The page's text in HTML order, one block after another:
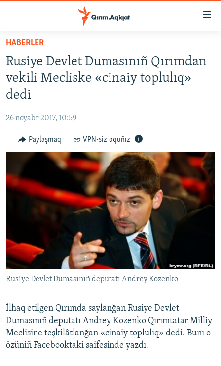
Esas
qaytmaq
Baş
navigatsiyağa
qaytmaq
Qıdıruvğa
qaytmaq
SİYASET
İQTİSADİYAT
MEDENİYET
İNSAN AQLARI
VİDEO
SÜRET
BLOGLAR
Русский
Українською
QOŞULIÑIZ!
RFE/RS bütün saytları
HABERLER
Rusiye Devlet Dumasınıñ Qırımdan
vekili Mecliske «cinaiy toplulıq»
dedi
26 noyabr 2017, 10:59
Paylaşmaq VPN-siz oquñız
Rusiye Devlet Dumasınıñ deputatı Andrey Kozenko
İlhaq etilgen Qırımda saylanğan Rusiye Devlet
Dumasınıñ deputatı Andrey Kozenko Qırımtatar Milliy
Meclisine teşkilâtlanğan «cinaiy toplulıq» dedi. Bunı o
özüniñ Facebooktaki saifesinde yazdı.